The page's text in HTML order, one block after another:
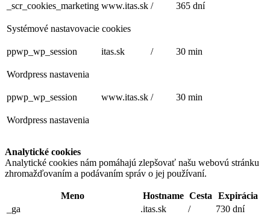
_scr_cookies_marketing www.itas.sk / 365 dní
Systémové nastavovacie cookies
ppwp_wp_session itas.sk / 30 min
Wordpress nastavenia
ppwp_wp_session www.itas.sk / 30 min
Wordpress nastavenia
Analytické cookies
Analytické cookies nám pomáhajú zlepšovať našu webovú stránku
zhromažďovaním a podávaním správ o jej používaní.
Meno Hostname Cesta
Expirácia
_ga
.itas.sk / 730 dní